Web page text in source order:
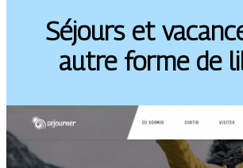
Séjours et
autre forme de